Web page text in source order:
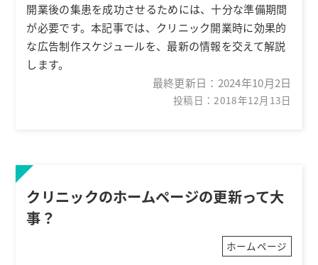
開業後の集患を成功させるためには、十分な準備期間
が必要です。本記事では、クリニック開業時に効果的
な広告制作スケジュールを、最新の情報を交えて解説
します。
最終更新日： 2024年10月2日
投稿日：2018年12月13日
クリニックのホームページの更新って大
事？
ホームページ